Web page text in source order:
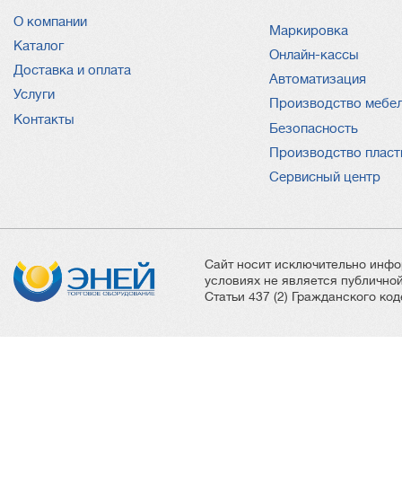
О компании
Каталог
Доставка и оплата
Услуги
Контакты
Услуги
Маркировка
Онлайн-кассы
Автоматизация
Производство
Безопасность
Производство
Сервисный центр
Сайт носит исключительно
условиях не является
Статьи 437 (2) Гражданского